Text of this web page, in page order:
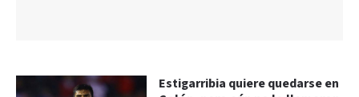
Estigarribia quiere quedarse en